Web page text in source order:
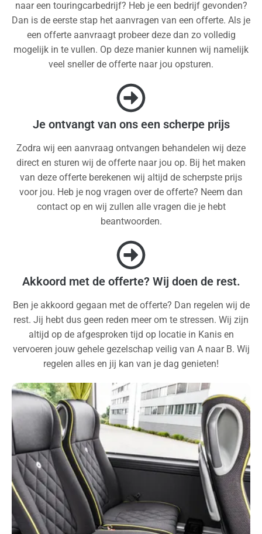
naar een touringcarbedrijf? Heb je een bedrijf gevonden?
Dan is de eerste stap het aanvragen van een offerte. Als je
een offerte aanvraagt probeer deze dan zo volledig
mogelijk in te vullen. Op deze manier kunnen wij namelijk
veel sneller de offerte naar jou opsturen.
Je ontvangt van ons een scherpe prijs
Zodra wij een aanvraag ontvangen behandelen wij deze
direct en sturen wij de offerte naar jou op. Bij het maken
van deze offerte berekenen wij altijd de scherpste prijs
voor jou. Heb je nog vragen over de offerte? Neem dan
contact op en wij zullen alle vragen die je hebt
beantwoorden.
Akkoord met de offerte? Wij doen de rest.
Ben je akkoord gegaan met de offerte? Dan regelen wij de
rest. Jij hebt dus geen reden meer om te stressen. Wij zijn
altijd op de afgesproken tijd op locatie in Kanis en
vervoeren jouw gehele gezelschap veilig van A naar B. Wij
regelen alles en jij kan van je dag genieten!